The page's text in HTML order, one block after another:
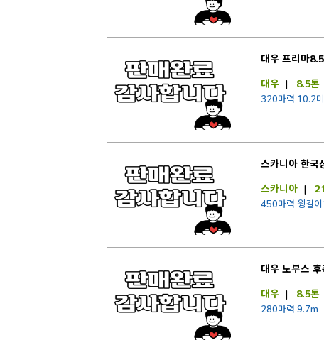
대우 프리마
대우| 8.5톤
320마력 10.2
스카니아 한국
스카니아|
450마력 윙길
대우 노부스 후
대우| 8.5톤
280마력 9.7m